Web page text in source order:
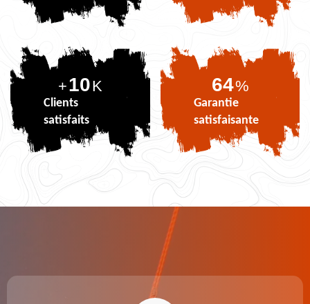
+10K
Clients
satisfaits
80%
Garantie
satisfaisante